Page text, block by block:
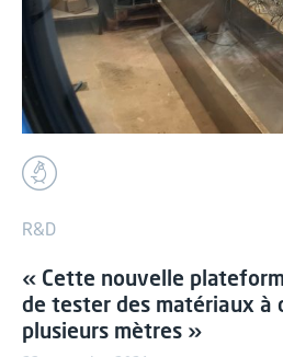
R&D
« Cette nouvelle
de tester des matériaux à
plusieurs mètres »